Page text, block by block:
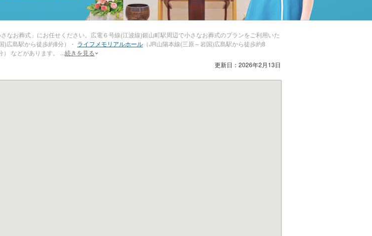
なお葬式」にお任せください。広電６号線(江波線)銀山町駅周辺で小さなお葬式のプランをご利用いた
)広島駅から徒歩約8分）・ ライフメモリアルホール （JR山陽本線(三原～岩国)広島駅から徒歩約8
などがあります。
続きを見る
更新日：2026年2月13日